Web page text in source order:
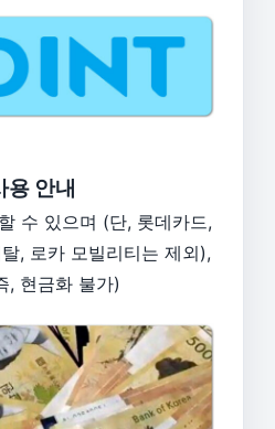
안내
수 있으며 (단, 롯데카드,
, 로카 모빌리티는 제외),
, 현금화 불가)